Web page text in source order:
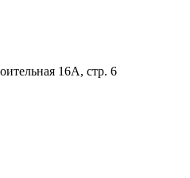
16A, стр. 6